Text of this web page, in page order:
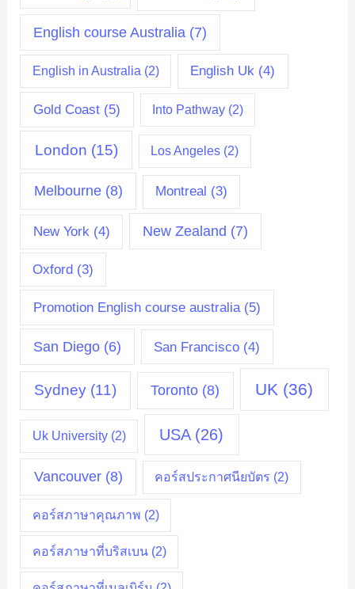
English course Australia (7)
English in Australia (2) English Uk (4)
Gold Coast(5) Into Pathway(2)
London (15) Los Angeles (2)
Melbourne(8) Montreal (3)
New York(4) New Zealand (7)
Oxford (3)
Promotion English course australia(5)
San Diego (6) San Francisco (4)
Sydney (11) Toronto (8) UK (36)
Uk University(2) USA(26)
Vancouver(8) คอร์สประกาศนียบัตร (2)
คอร์สภาษาคุณภาพ (2)
คอร์สภาษาที่บริสเบน(2)